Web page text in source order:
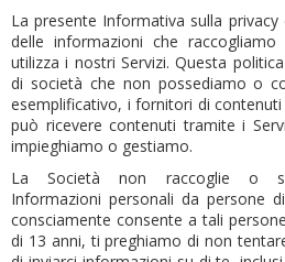
La presente Informativa sulla
delle informazioni che
utilizza i nostri Servizi. Questa
di società che non possediamo o
esemplificativo, i fornitori di
può ricevere contenuti tramite i
impieghiamo o gestiamo.
La Società non raccoglie o
Informazioni personali da persone
consciamente consente a tali
di 13 anni, ti preghiamo di non